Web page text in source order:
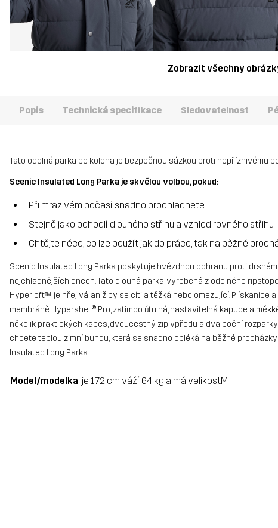
Zobrazit všechny
Popis Technická specifikace Sledovatelnost
Tato odolná parka po kolena je bezpečnou sázkou proti nepříznivému
Scenic Insulated Long Parka je skvělou volbou, pokud:
Při mrazivém počasí snadno prochladnete
Stejně jako pohodlí dlouhého střihu a vzhled rovného střihu
Chtějte něco, co lze použít jak do práce, tak na běžné
Scenic Insulated Long Parka poskytuje hvězdnou ochranu proti
nejchladnějších dnech. Tato dlouhá parka, vyrobená z odolného
Hyperloft™, je hřejivá, aniž by se cítila těžká nebo omezující.
membráně Hypershell® Pro, zatímco útulná, nastavitelná kapuce a
několik praktických kapes, dvoucestný zip vpředu a dva boční
chcete teplou zimní bundu, která se snadno obléká na běžné
Insulated Long Parka.
Model/modelka je 172 cm váží 64 kg a má velikostM